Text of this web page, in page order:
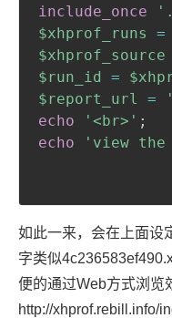
include_once
$xhprof_runs
=
$xhprof_source
$run_id
=
$report_url
=
echo
'<br>' ;
echo
'view the
如此一来，会在上面设
字类似
便的通过Web方式浏览
http://xhprof.rebill.info/